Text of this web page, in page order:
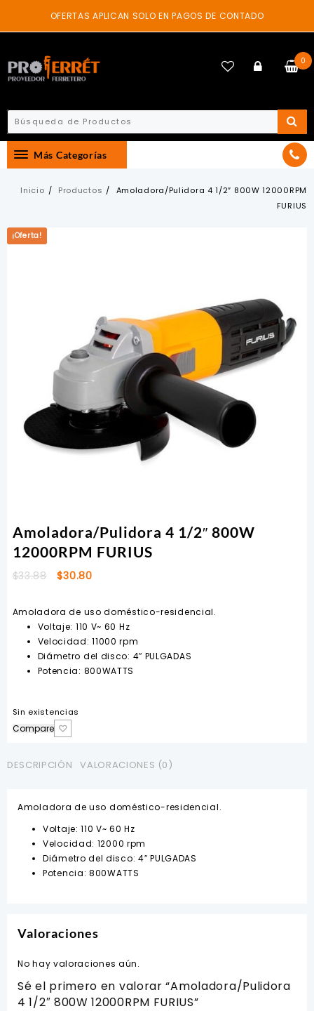
content
OFERTAS APLICAN SOLO EN PAGOS DE CONTADO
0
Más Categorías
Inicio Productos
Amoladora/Pulidora 4 1/2″ 800W 12000RPM
FURIUS
¡Oferta!
Amoladora/Pulidora 4 1/2″ 800W
12000RPM FURIUS
$33.88
El
era:
$33.88.
$30.80El
es:
$30.80.
Amoladora de uso doméstico-residencial.
Voltaje: 110 V~ 60 Hz
Velocidad: 11000 rpm
Diámetro del disco: 4″ PULGADAS
Potencia: 800WATTS
Sin existencias
Compare
DESCRIPCIÓN VALORACIONES (0)
Amoladora de uso doméstico-residencial.
Voltaje: 110 V~ 60 Hz
Velocidad: 12000 rpm
Diámetro del disco: 4″ PULGADAS
Potencia: 800WATTS
Valoraciones
No hay valoraciones aún.
Sé el primero en valorar “Amoladora/Pulidora
4 1/2″ 800W 12000RPM FURIUS”